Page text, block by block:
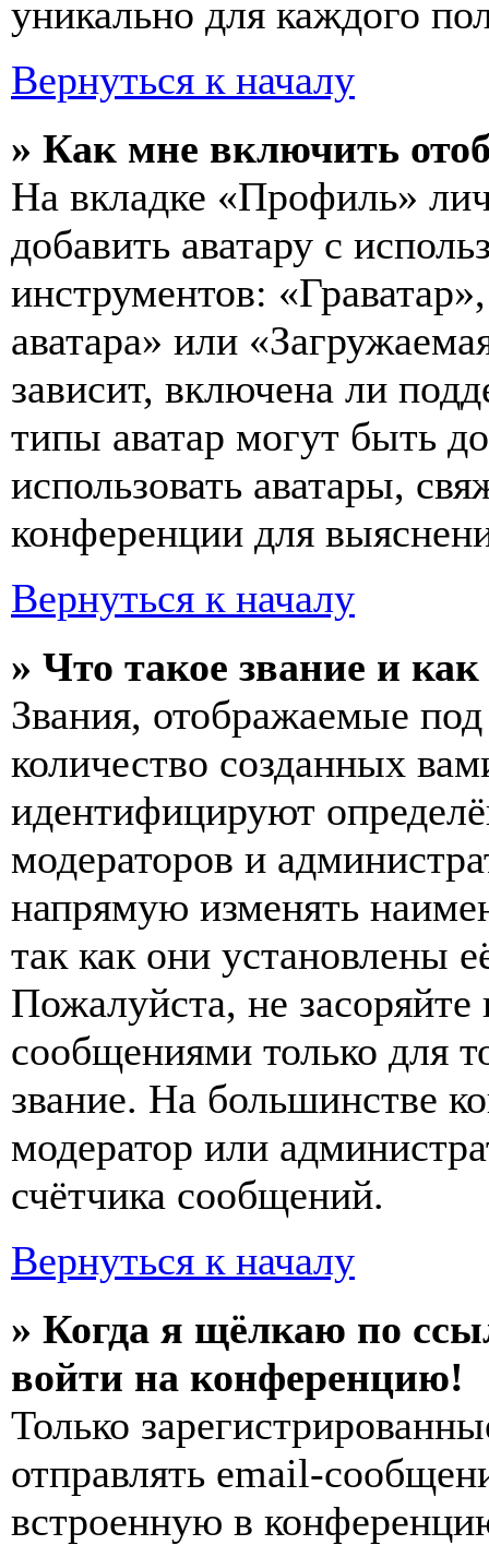
уникально для каждого
Вернуться к началу
» Как мне включить
На вкладке «Профиль»
добавить аватару с
инструментов:
аватара» или
зависит, включена ли
типы аватар могут быть
использовать аватары,
конференции для
Вернуться к началу
» Что такое звание и
Звания, отображаемые
количество созданных
идентифицируют
модераторов и
напрямую изменять
так как они установлены
Пожалуйста, не
сообщениями только для
звание. На большинстве
модератор или
счётчика сообщений.
Вернуться к началу
» Когда я щёлкаю по
войти на конференцию!
Только
отправлять email-
встроенную в